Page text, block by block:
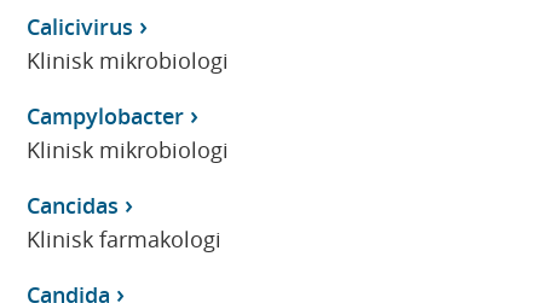
Calicivirus
Klinisk mikrobiologi
Campylobacter
Klinisk mikrobiologi
Cancidas
Klinisk farmakologi
Candida